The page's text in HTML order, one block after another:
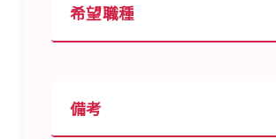
希望職種
備考